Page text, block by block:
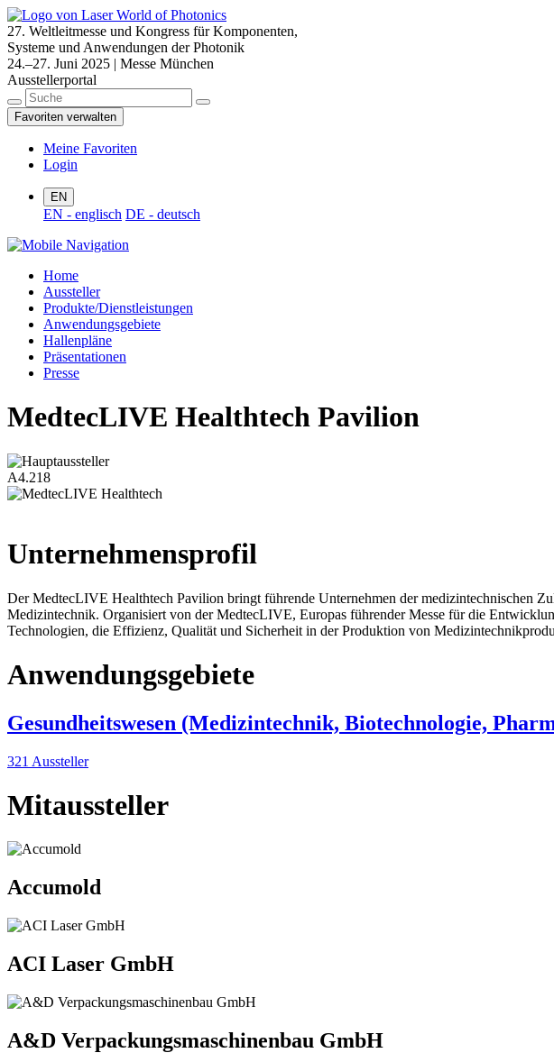
27. Weltleitmesse und Kongress für Komponenten,
Systeme und Anwendungen der Photonik
24.–27. Juni 2025 | Messe München
Ausstellerportal
Favoriten verwalten
Meine Favoriten
Login
EN
EN - englisch DE - deutsch
Home
Aussteller
Produkte/Dienstleistungen
Anwendungsgebiete
Hallenpläne
Präsentationen
Presse
MedtecLIVE Healthtech Pavilion
A4.218
Unternehmensprofil
Der MedtecLIVE Healthtech Pavilion bringt führende Unternehmen der medizintechnischen
Medizintechnik. Organisiert von der MedtecLIVE, Europas führender Messe für die
Technologien, die Effizienz, Qualität und Sicherheit in der Produktion von
Anwendungsgebiete
Gesundheitswesen (Medizintechnik, Biotechnologie,
321 Aussteller
Mitaussteller
Accumold
ACI Laser GmbH
A&D Verpackungsmaschinenbau GmbH